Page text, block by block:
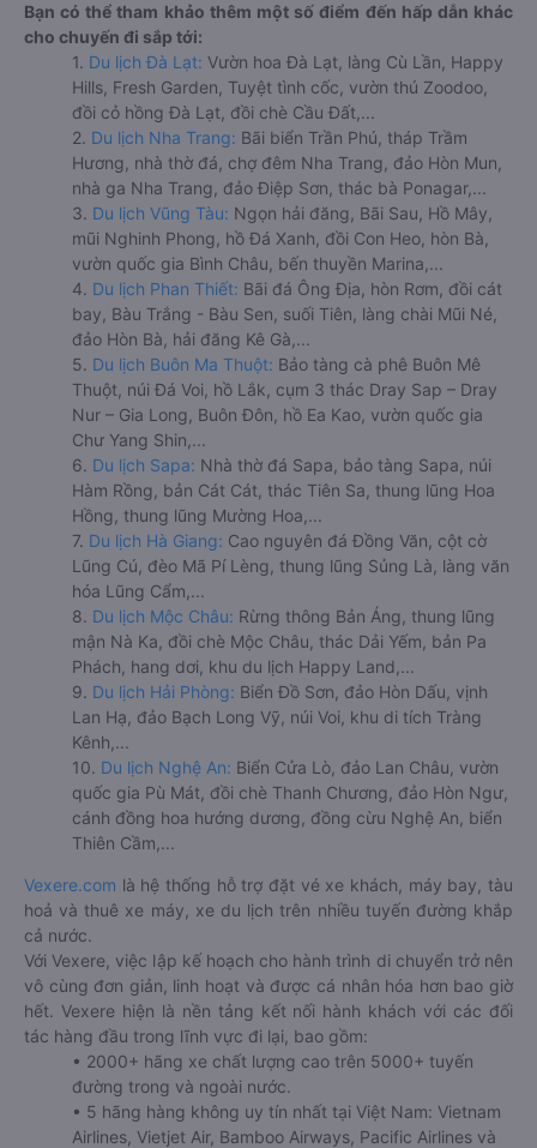
Bạn có thể tham khảo thêm một số điểm đến hấp dẫn khác
cho chuyến đi sắp tới:
1. Du lịch Đà Lạt: Vườn hoa Đà Lạt, làng Cù Lần, Happy
Hills, Fresh Garden, Tuyệt tình cốc, vườn thú Zoodoo,
đồi cỏ hồng Đà Lạt, đồi chè Cầu Đất,...
2. Du lịch Nha Trang: Bãi biển Trần Phú, tháp Trầm
Hương, nhà thờ đá, chợ đêm Nha Trang, đảo Hòn Mun,
nhà ga Nha Trang, đảo Điệp Sơn, thác bà Ponagar,...
3. Du lịch Vũng Tàu: Ngọn hải đăng, Bãi Sau, Hồ Mây,
mũi Nghinh Phong, hồ Đá Xanh, đồi Con Heo, hòn Bà,
vườn quốc gia Bình Châu, bến thuyền Marina,...
4. Du lịch Phan Thiết: Bãi đá Ông Địa, hòn Rơm, đồi cát
bay, Bàu Trắng - Bàu Sen, suối Tiên, làng chài Mũi Né,
đảo Hòn Bà, hải đăng Kê Gà,...
5. Du lịch Buôn Ma Thuột: Bảo tàng cà phê Buôn Mê
Thuột, núi Đá Voi, hồ Lắk, cụm 3 thác Dray Sap – Dray
Nur – Gia Long, Buôn Đôn, hồ Ea Kao, vườn quốc gia
Chư Yang Shin,...
6. Du lịch Sapa: Nhà thờ đá Sapa, bảo tàng Sapa, núi
Hàm Rồng, bản Cát Cát, thác Tiên Sa, thung lũng Hoa
Hồng, thung lũng Mường Hoa,...
7. Du lịch Hà Giang: Cao nguyên đá Đồng Văn, cột cờ
Lũng Cú, đèo Mã Pí Lèng, thung lũng Sủng Là, làng văn
hóa Lũng Cẩm,...
8. Du lịch Mộc Châu: Rừng thông Bản Áng, thung lũng
mận Nà Ka, đồi chè Mộc Châu, thác Dải Yếm, bản Pa
Phách, hang dơi, khu du lịch Happy Land,...
9. Du lịch Hải Phòng: Biển Đồ Sơn, đảo Hòn Dấu, vịnh
Lan Hạ, đảo Bạch Long Vỹ, núi Voi, khu di tích Tràng
Kênh,...
10. Du lịch Nghệ An: Biển Cửa Lò, đảo Lan Châu, vườn
quốc gia Pù Mát, đồi chè Thanh Chương, đảo Hòn Ngư,
cánh đồng hoa hướng dương, đồng cừu Nghệ An, biển
Thiên Cầm,...
Vexere.com là hệ thống hỗ trợ đặt vé xe khách, máy bay, tàu
hoả và thuê xe máy, xe du lịch trên nhiều tuyến đường khắp
cả nước.
Với Vexere, việc lập kế hoạch cho hành trình di chuyển trở nên
vô cùng đơn giản, linh hoạt và được cá nhân hóa hơn bao giờ
hết. Vexere hiện là nền tảng kết nối hành khách với các đối
tác hàng đầu trong lĩnh vực đi lại, bao gồm:
• 2000+ hãng xe chất lượng cao trên 5000+ tuyến
đường trong và ngoài nước.
• 5 hãng hàng không uy tín nhất tại Việt Nam: Vietnam
Airlines, Vietjet Air, Bamboo Airways, Pacific Airlines và